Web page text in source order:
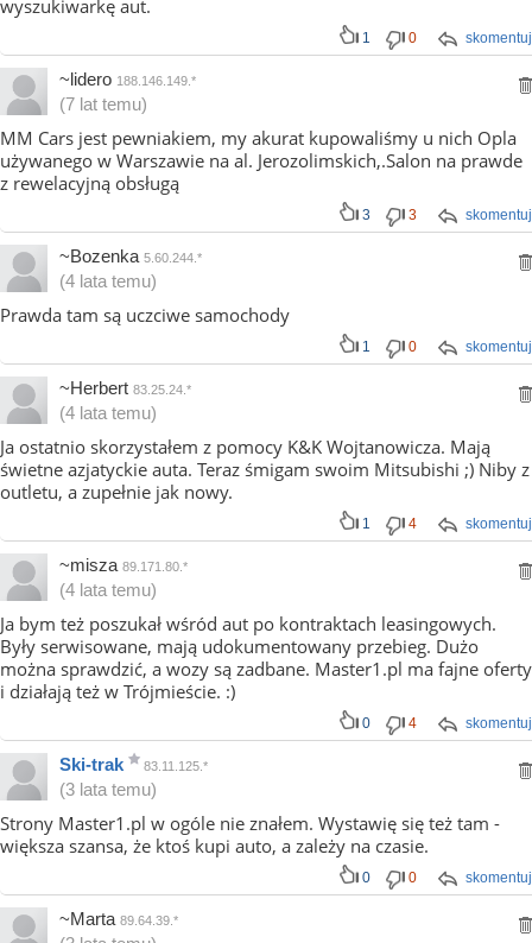
wyszukiwarkę aut.
skomentuj
1 0
~lidero 188.146.149.*
(7 lat temu)
MM Cars jest pewniakiem, my akurat kupowaliśmy u nich Opla
używanego w Warszawie na al. Jerozolimskich,.Salon na prawde
z rewelacyjną obsługą
skomentuj
3 3
~Bozenka 5.60.244.*
(4 lata temu)
Prawda tam są uczciwe samochody
skomentuj
1 0
~Herbert 83.25.24.*
(4 lata temu)
Ja ostatnio skorzystałem z pomocy K&K Wojtanowicza. Mają
świetne azjatyckie auta. Teraz śmigam swoim Mitsubishi ;) Niby z
outletu, a zupełnie jak nowy.
skomentuj
1 4
~misza 89.171.80.*
(4 lata temu)
Ja bym też poszukał wśród aut po kontraktach leasingowych.
Były serwisowane, mają udokumentowany przebieg. Dużo
można sprawdzić, a wozy są zadbane. Master1.pl ma fajne oferty
i działają też w Trójmieście. :)
skomentuj
0 4
Ski-trak 83.11.125.*
(3 lata temu)
Strony Master1.pl w ogóle nie znałem. Wystawię się też tam -
większa szansa, że ktoś kupi auto, a zależy na czasie.
skomentuj
0 0
~Marta 89.64.39.*